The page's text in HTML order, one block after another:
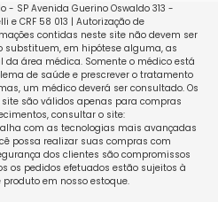
- SP Avenida Guerino Oswaldo 313 -
e CRF 58 013 | Autorização de
contidas neste site não devem ser
em hipótese alguma, as
área médica. Somente o médico está
de saúde e prescrever o tratamento
um médico deverá ser consultado. Os
são válidos apenas para compras
consultar o site:
com as tecnologias mais avançadas
possa realizar suas compras com
dos clientes são compromissos
os pedidos efetuados estão sujeitos à
em nosso estoque.